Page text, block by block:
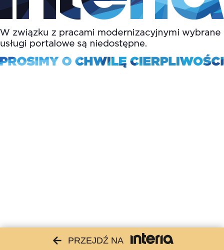
PRZEJDŹ NA